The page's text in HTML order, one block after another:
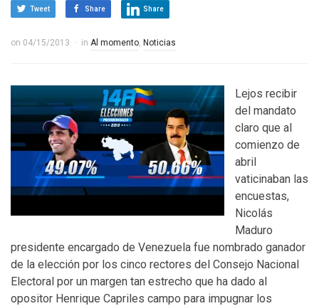
Tweet Share Share
on 04/15/2013 in Al momento, Noticias
Lejos recibir
del mandato
claro que al
comienzo de
abril
vaticinaban las
encuestas,
Nicolás
Maduro
presidente encargado de Venezuela fue nombrado ganador
de la elección por los cinco rectores del Consejo Nacional
Electoral por un margen tan estrecho que ha dado al
opositor Henrique Capriles campo para impugnar los